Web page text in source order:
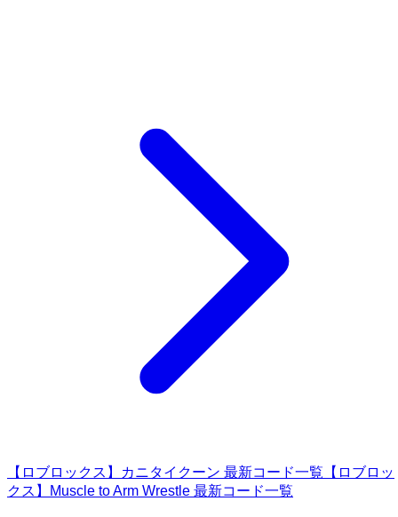
【ロブロックス】カニタイクーン 最新コード一覧 【ロブロッ
クス】Muscle to Arm Wrestle 最新コード一覧